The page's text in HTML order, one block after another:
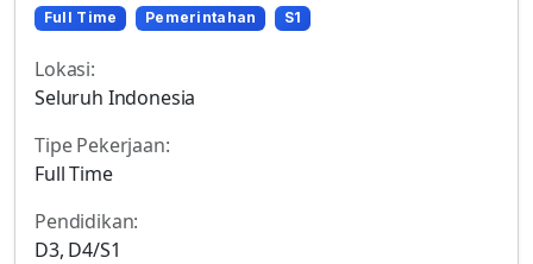
Full Time
Pemerintahan S1
Lokasi:
Seluruh Indonesia
Tipe Pekerjaan:
Full Time
Pendidikan:
D3, D4/S1